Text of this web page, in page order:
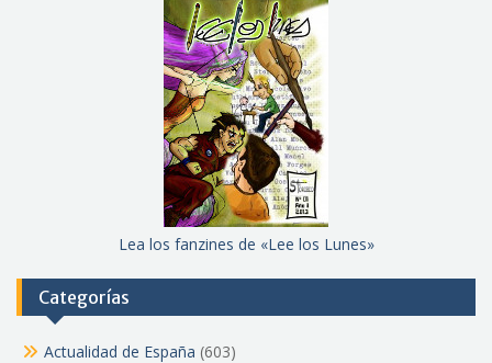
Lea los fanzines de «Lee los Lunes»
Categorías
Actualidad de España (603)